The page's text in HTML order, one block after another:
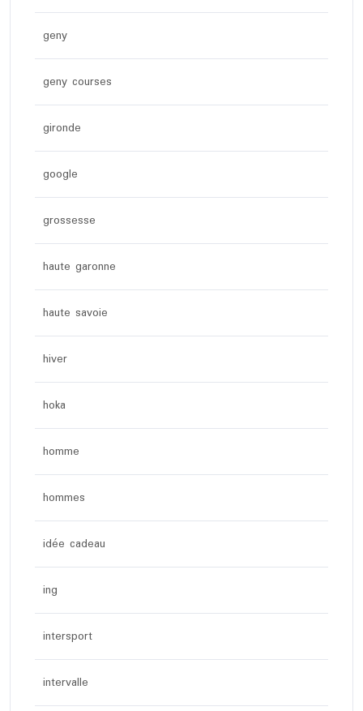
geny
geny courses
gironde
google
grossesse
haute garonne
haute savoie
hiver
hoka
homme
hommes
idée cadeau
ing
intersport
intervalle